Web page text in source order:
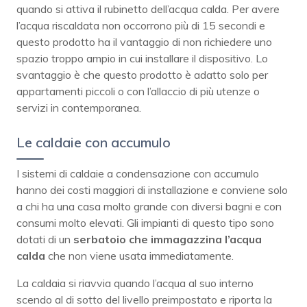
quando si attiva il rubinetto dell’acqua calda. Per avere
l’acqua riscaldata non occorrono più di 15 secondi e
questo prodotto ha il vantaggio di non richiedere uno
spazio troppo ampio in cui installare il dispositivo. Lo
svantaggio è che questo prodotto è adatto solo per
appartamenti piccoli o con l’allaccio di più utenze o
servizi in contemporanea.
Le caldaie con accumulo
I sistemi di caldaie a condensazione con accumulo
hanno dei costi maggiori di installazione e conviene solo
a chi ha una casa molto grande con diversi bagni e con
consumi molto elevati. Gli impianti di questo tipo sono
dotati di un serbatoio che immagazzina l’acqua
calda che non viene usata immediatamente.
La caldaia si riavvia quando l’acqua al suo interno
scendo al di sotto del livello preimpostato e riporta la